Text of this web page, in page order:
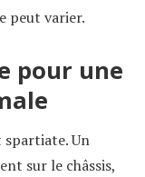
peut varier.
pour une
spartiate. Un
sur le châssis,